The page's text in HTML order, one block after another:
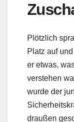
Plötzlich
Platz auf
er etwas,
verstehen
wurde der
draußen